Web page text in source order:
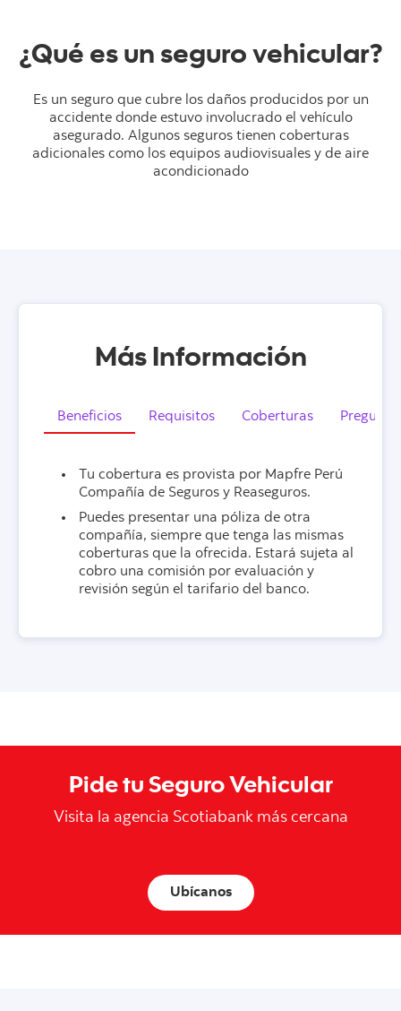
¿Qué es un seguro vehicular?
Es un seguro que cubre los daños producidos por un
accidente donde estuvo involucrado el vehículo
asegurado. Algunos seguros tienen coberturas
adicionales como los equipos audiovisuales y de aire
acondicionado
Más Información
Beneficios Requisitos Coberturas
Tu cobertura es provista por Mapfre Perú
Compañía de Seguros y Reaseguros.
Puedes presentar una póliza de otra
compañía, siempre que tenga las mismas
coberturas que la ofrecida. Estará sujeta al
cobro una comisión por evaluación y
revisión según el tarifario del banco.
Pide tu Seguro Vehicular
Visita la agencia Scotiabank más cercana
Ubícanos